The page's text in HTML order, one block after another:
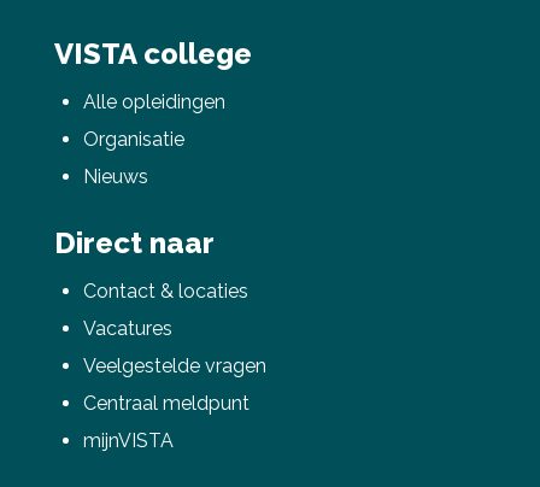
VISTA college
Alle opleidingen
Organisatie
Nieuws
Direct naar
Contact & locaties
Vacatures
Veelgestelde vragen
Centraal meldpunt
mijnVISTA